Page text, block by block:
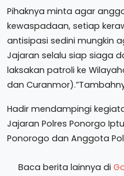
Pihaknya minta agar
kewaspadaan, setiap
antisipasi sedini mungkin
Jajaran selalu siap siaga
laksakan patroli ke
dan
Hadir mendampingi
Jajaran Polres Ponorgo
Ponorogo dan Anggota
Baca berita lainnya di